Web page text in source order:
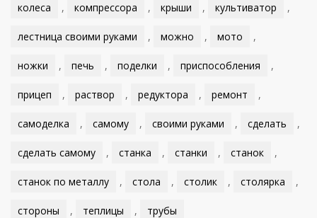
колеса , компрессора , крыши , культиватор ,
лестница своими руками , можно , мото ,
ножки , печь , поделки , приспособления ,
прицеп , раствор , редуктора , ремонт ,
самоделка , самому , своими руками , сделать ,
сделать самому , станка , станки , станок ,
станок по металлу , стола , столик , столярка ,
стороны , теплицы , трубы